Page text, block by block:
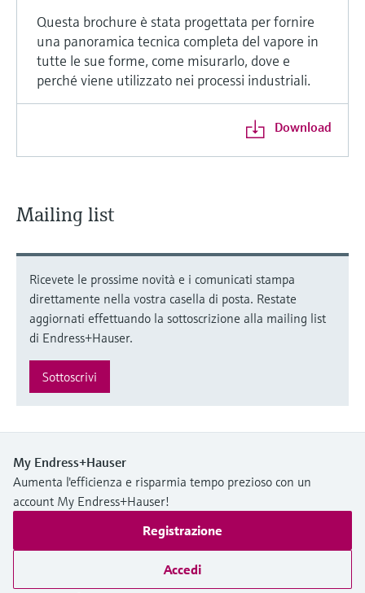
Questa brochure è stata progettata per fornire
una panoramica tecnica completa del vapore in
tutte le sue forme, come misurarlo, dove e
perché viene utilizzato nei processi industriali.
Download
Mailing list
Ricevete le prossime novità e i comunicati stampa
direttamente nella vostra casella di posta. Restate
aggiornati effettuando la sottoscrizione alla mailing list
di Endress+Hauser.
Sottoscrivi
My Endress+Hauser
Aumenta l'efficienza e risparmia tempo prezioso con un
account My Endress+Hauser!
Registrazione
Accedi